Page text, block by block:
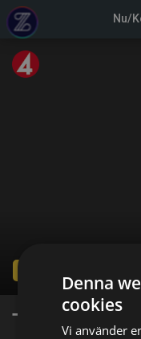
Nu/
TV4 Vädret
Denna
cookies
Vi använder